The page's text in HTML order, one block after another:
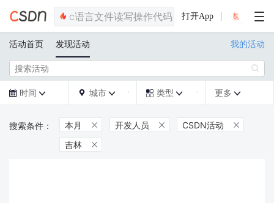
打开App
活动首页 发现活动 我的活动

 时间   城市   类型  更多 
本月  开发人员  CSDN活动 
吉林 